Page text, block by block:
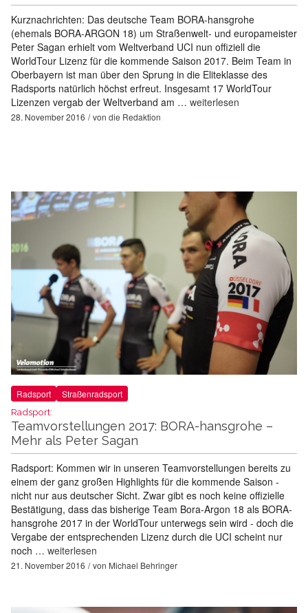
Kurznachrichten: Das deutsche Team BORA-hansgrohe
(ehemals BORA-ARGON 18) um Straßenwelt- und europameister
Peter Sagan erhielt vom Weltverband UCI nun offiziell die
WorldTour Lizenz für die kommende Saison 2017. Beim Team in
Oberbayern ist man über den Sprung in die Eliteklasse des
Radsports natürlich höchst erfreut. Insgesamt 17 WorldTour
Lizenzen vergab der Weltverband am … weiterlesen
28. November 2016 von die Redaktion
Radsport Straßenradsport
Radsport:
Teamvorstellungen 2017: BORA-hansgrohe –
Mehr als Peter Sagan
Radsport: Kommen wir in unseren Teamvorstellungen bereits zu
einem der ganz großen Highlights für die kommende Saison -
nicht nur aus deutscher Sicht. Zwar gibt es noch keine offizielle
Bestätigung, dass das bisherige Team Bora-Argon 18 als BORA-
hansgrohe 2017 in der WorldTour unterwegs sein wird - doch die
Vergabe der entsprechenden Lizenz durch die UCI scheint nur
noch … weiterlesen
21. November 2016 von Michael Behringer